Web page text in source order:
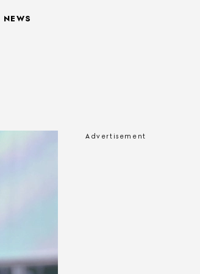
NEWS